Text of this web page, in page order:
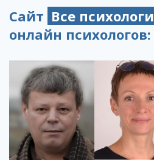
Сайт Все психологи
онлайн психологов: